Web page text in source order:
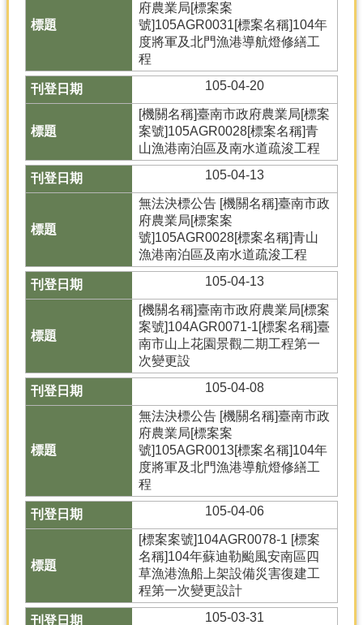
府農業局[標案案
號]105AGR0031[標案名稱]104年
度將軍及北門漁港導航燈修繕工
程
105-04-20
[機關名稱]臺南市政府農業局[標案
案號]105AGR0028[標案名稱]青
山漁港南泊區及南水道疏浚工程
105-04-13
無法決標公告 [機關名稱]臺南市政
府農業局[標案案
號]105AGR0028[標案名稱]青山
漁港南泊區及南水道疏浚工程
105-04-13
[機關名稱]臺南市政府農業局[標案
案號]104AGR0071-1[標案名稱]臺
南市山上花園景觀二期工程第一
次變更設
105-04-08
無法決標公告 [機關名稱]臺南市政
府農業局[標案案
號]105AGR0013[標案名稱]104年
度將軍及北門漁港導航燈修繕工
程
105-04-06
[標案案號]104AGR0078-1 [標案
名稱]104年蘇迪勒颱風安南區四
草漁港漁船上架設備災害復建工
程第一次變更設計
105-03-31